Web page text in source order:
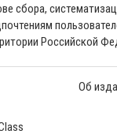
сбора,
Российской
Об